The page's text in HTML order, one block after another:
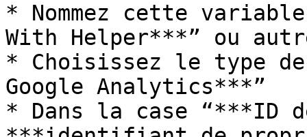
* Nommez cette
With Helper***” ou
* Choisissez le type
Google Analytics***”
* Dans la case “***ID